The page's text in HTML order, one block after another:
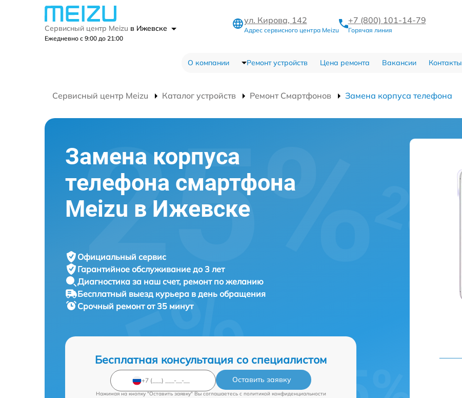
Сервисный центр Meizu в Ижевске
Ежедневно с 9:00 до 21:00
ул. Кирова, 142
Адрес сервисного центра Meizu
+7 (800) 101-14-79
Горячая линия
О компании Ремонт устройств Цена ремонта Вакансии Контакты
Сервисный центр Meizu Каталог устройств Ремонт Смартфонов Замена корпуса телефона
Замена корпуса
телефона смартфона
Meizu в Ижевске
Официальный сервис
Гарантийное обслуживание до 3 лет
Диагностика за наш счет, ремонт по желанию
Бесплатный выезд курьера в день обращения
Срочный ремонтот 35 минут
Бесплатная консультация со специалистом
Оставить заявку
Нажимая на кнопку "Оставить заявку" Вы соглашаетесь c политикой конфиденциальности